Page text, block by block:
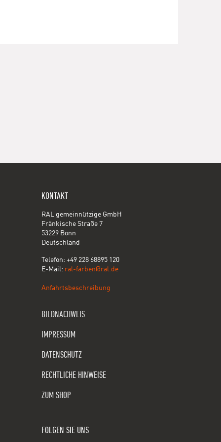
KONTAKT
RAL gemeinnützige GmbH
Fränkische Straße 7
53229 Bonn
Deutschland
Telefon: +49 228 68895 120
E-Mail: ral-farben@ral.de
Anfahrtsbeschreibung
BILDNACHWEIS
IMPRESSUM
DATENSCHUTZ
RECHTLICHE HINWEISE
ZUM SHOP
FOLGEN SIE UNS